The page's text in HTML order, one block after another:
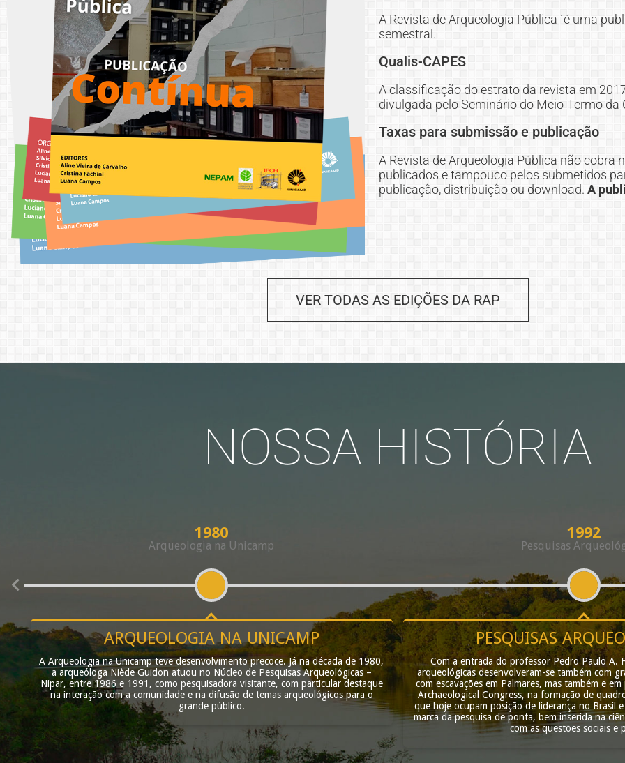
A Revista de Arqueologia Pública ´é uma
semestral.
Qualis-CAPES
A classificação do estrato da revista em
divulgada pelo Seminário do Meio-Termo da
Taxas para submissão e publicação
A Revista de Arqueologia Pública não cobra
publicados e tampouco pelos submetidos
publicação, distribuição ou download. A
VER TODAS AS EDIÇÕES DA RAP
NOSSA HISTÓRIA
1980
Arqueologia na Unicamp
ARQUEOLOGIA NA UNICAMP
A Arqueologia na Unicamp teve desenvolvimento precoce. Já na década de 1980,
a arqueóloga Niède Guidon atuou no Núcleo de Pesquisas Arqueológicas –
Nipar, entre 1986 e 1991, como pesquisadora visitante, com particular destaque
na interação com a comunidade e na difusão de temas arqueológicos para o
grande público.
1992
Pesquisas
PESQUISAS
Com a entrada do professor Pedro Paulo A.
arqueológicas desenvolveram-se também com
com escavações em Palmares, mas também e
Archaeological Congress, na formação de
que hoje ocupam posição de liderança no Brasil
marca da pesquisa de ponta, bem inserida na
com as questões sociais e